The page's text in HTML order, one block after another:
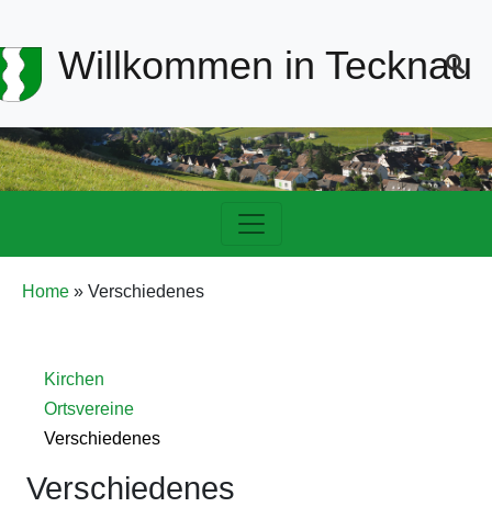
Navigation
Willkommen in Tecknau
Pfadnavigation
Home Verschiedenes
Detailnavigation
Freizeit
Kirchen
Ortsvereine
Verschiedenes
Verschiedenes